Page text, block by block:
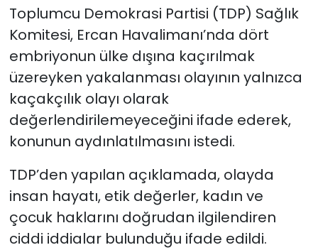
Toplumcu Demokrasi Partisi (TDP) Sağlık
Komitesi, Ercan Havalimanı’nda dört
embriyonun ülke dışına kaçırılmak
üzereyken yakalanması olayının yalnızca
kaçakçılık olayı olarak
değerlendirilemeyeceğini ifade ederek,
konunun aydınlatılmasını istedi.
TDP’den yapılan açıklamada, olayda
insan hayatı, etik değerler, kadın ve
çocuk haklarını doğrudan ilgilendiren
ciddi iddialar bulunduğu ifade edildi.
Spor
Teknoloji
TÜRKiYE
Video Galeri
YAŞAM
Yazarlar